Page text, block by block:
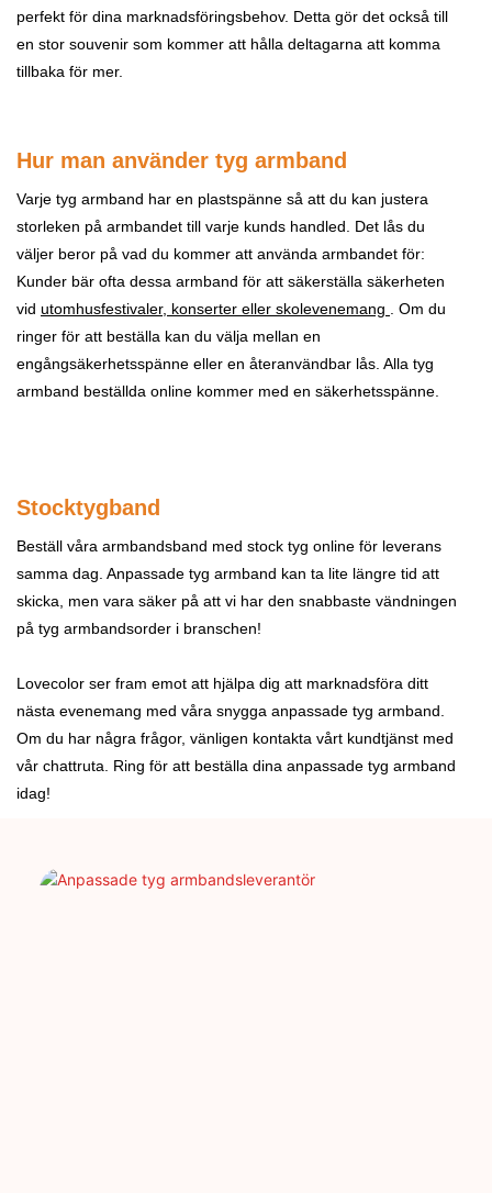
perfekt för dina marknadsföringsbehov. Detta gör det också till
en stor souvenir som kommer att hålla deltagarna att komma
tillbaka för mer.
Hur man använder tyg armband
Varje tyg armband har en plastspänne så att du kan justera
storleken på armbandet till varje kunds handled. Det lås du
väljer beror på vad du kommer att använda armbandet för:
Kunder bär ofta dessa armband för att säkerställa säkerheten
vid utomhusfestivaler, konserter eller skolevenemang . Om du
ringer för att beställa kan du välja mellan en
engångsäkerhetsspänne eller en återanvändbar lås. Alla tyg
armband beställda online kommer med en säkerhetsspänne.
Stocktygband
Beställ våra armbandsband med stock tyg online för leverans
samma dag. Anpassade tyg armband kan ta lite längre tid att
skicka, men vara säker på att vi har den snabbaste vändningen
på tyg armbandsorder i branschen!
Lovecolor ser fram emot att hjälpa dig att marknadsföra ditt
nästa evenemang med våra snygga anpassade tyg armband.
Om du har några frågor, vänligen kontakta vårt kundtjänst med
vår chattruta. Ring för att beställa dina anpassade tyg armband
idag!